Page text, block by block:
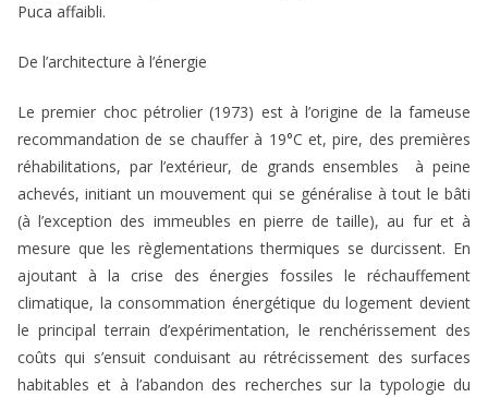
Puca affaibli.
De l’architecture à l’énergie
Le premier choc pétrolier (1973) est à l’origine de la fameuse
recommandation de se chauffer à 19°C et, pire, des premières
réhabilitations, par l’extérieur, de grands ensembles à peine
achevés, initiant un mouvement qui se généralise à tout le bâti
(à l’exception des immeubles en pierre de taille), au fur et à
mesure que les règlementations thermiques se durcissent. En
ajoutant à la crise des énergies fossiles le réchauffement
climatique, la consommation énergétique du logement devient
le principal terrain d’expérimentation, le renchérissement des
coûts qui s’ensuit conduisant au rétrécissement des surfaces
habitables et à l’abandon des recherches sur la typologie du